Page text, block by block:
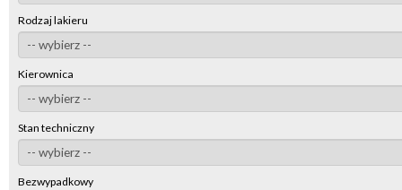
Rodzaj lakieru
Kierownica
Stan techniczny
Bezwypadkowy